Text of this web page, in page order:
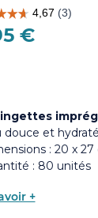
€
douce et
: 20 x 27
: 80 unités
+